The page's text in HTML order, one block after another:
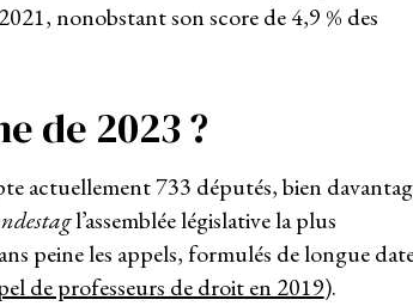
nonobstant son score de 4,9 % des
de 2023 ?
actuellement 733 députés, bien
l’assemblée législative la plus
peine les appels, formulés de longue
de professeurs de droit en 2019).